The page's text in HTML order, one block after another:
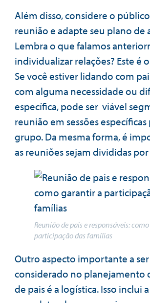
Além disso, considere o
reunião e adapte seu plano de
Lembra o que falamos
individualizar relações? Este é
Se você estiver lidando com
com alguma necessidade ou
específica, pode ser viável
reunião em sessões específicas
grupo. Da mesma forma, é
as reuniões sejam divididas
Reunião de pais e responsáveis:
participação das famílias
Outro aspecto importante a ser
considerado no planejamento
de pais é a logística. Isso inclui